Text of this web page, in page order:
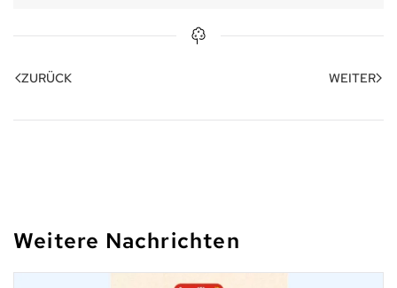
ZURÜCK WEITER
Weitere Nachrichten